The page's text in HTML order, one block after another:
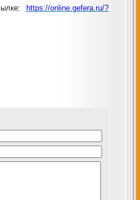
https://online.gefera.ru/?